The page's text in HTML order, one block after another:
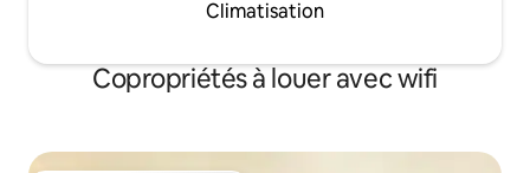
Climatisation
Copropriétés à louer avec wifi